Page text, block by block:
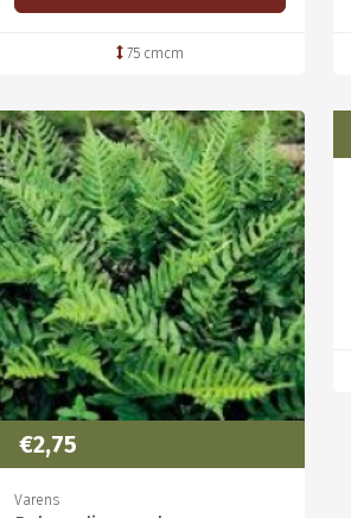
75 cmcm
€2,75
Varens